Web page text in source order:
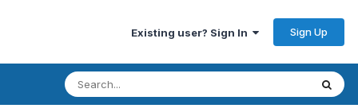
Existing user? Sign In Sign Up